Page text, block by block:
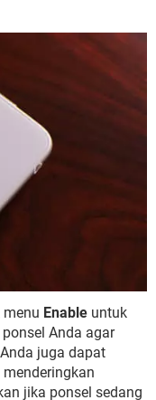
Enable untuk
Anda agar
juga dapat
menderingkan
jika ponsel sedang